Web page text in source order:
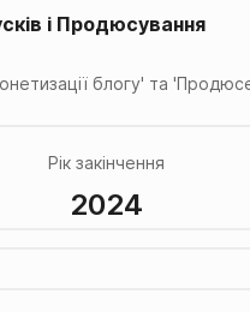
і Продюсування
блогу' та
Рік закінчення
2024